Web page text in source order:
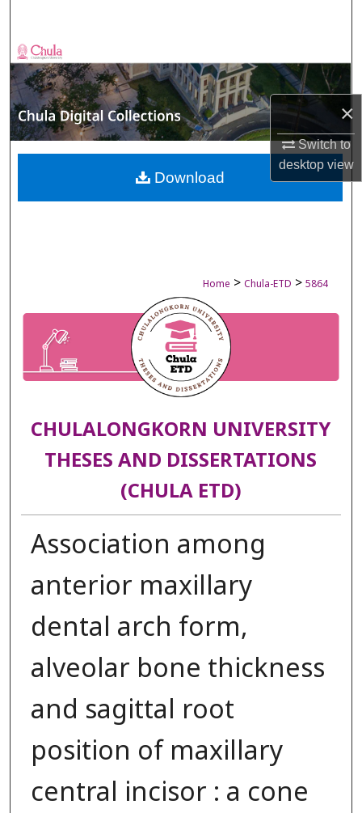
×
Switch to
desktopview
Browse Collections
My Account
About
Digital Commons Network™
Home > Chula-ETD > 5864
CHULALONGKORN UNIVERSITY
THESES AND DISSERTATIONS
(CHULA ETD)
Association among
anterior maxillary
dental arch form,
alveolar bone thickness
and sagittal root
position of maxillary
central incisor : a cone
Download